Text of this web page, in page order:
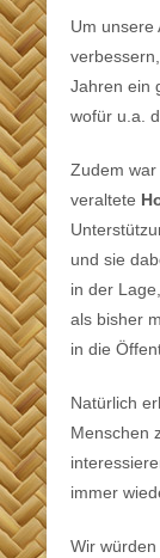
Um unsere
Jahren ein
wofür u.a.
Zudem
veraltete
und sie
in der
als bisher
in die
Natürlich
Menschen
immer
Wir